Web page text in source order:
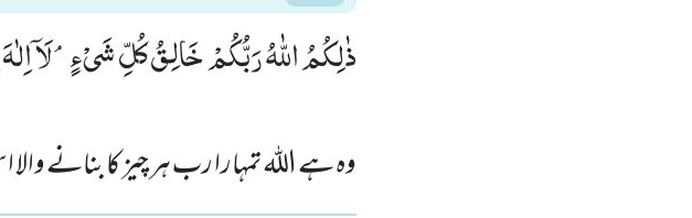
ذٰلِكُمُ اللّٰهُ رَبُّكُمْ خَالِقُ كُلِّ شَیْءٍۘ-لَاۤ اِلٰهَ
وہ ہے اللہ تمہارا رب ہر چیز کا بنانے